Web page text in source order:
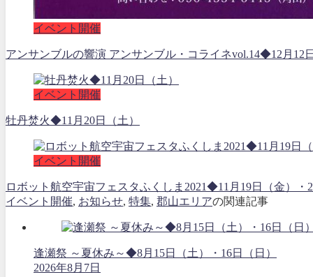
イベント開催
アンサンブルの響演 アンサンブル・コライネvol.14◆12月12
イベント開催
牡丹焚火◆11月20日（土）
イベント開催
ロボット航空宇宙フェスタふくしま2021◆11月19日（金
イベント開催, お知らせ, 特集, 郡山エリアの関連記事
逢瀬祭 ～夏休み～◆8月15日（土）・16日（日）
2026年8月7日